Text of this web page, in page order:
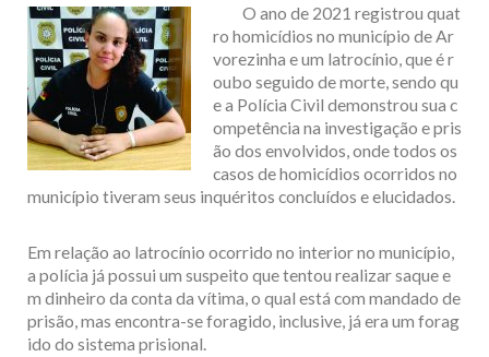
O ano de 2021 registrou quat
ro homicídios no município de Ar
vorezinha e um latrocínio, que é r
oubo seguido de morte, sendo qu
e a Polícia Civil demonstrou sua c
ompetência na investigação e pris
ão dos envolvidos, onde todos os
casos de homicídios ocorridos no
município tiveram seus inquéritos concluídos e elucidados.
Em relação ao latrocínio ocorrido no interior no município,
a polícia já possui um suspeito que tentou realizar saque e
m dinheiro da conta da vítima, o qual está com mandado de
prisão, mas encontra-se foragido, inclusive, já era um forag
ido do sistema prisional.